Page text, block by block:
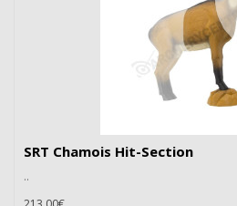
SRT Chamois Hit-Section
..